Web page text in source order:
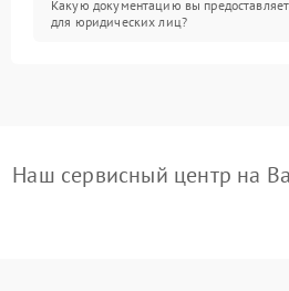
Какую документацию вы
для юридических лиц?
Наш сервисный центр на